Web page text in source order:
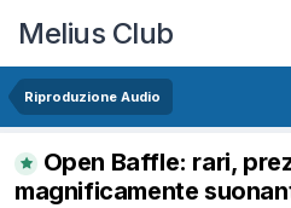
Melius Club
Riproduzione Audio
Open Baffle: rari,
magnificamente